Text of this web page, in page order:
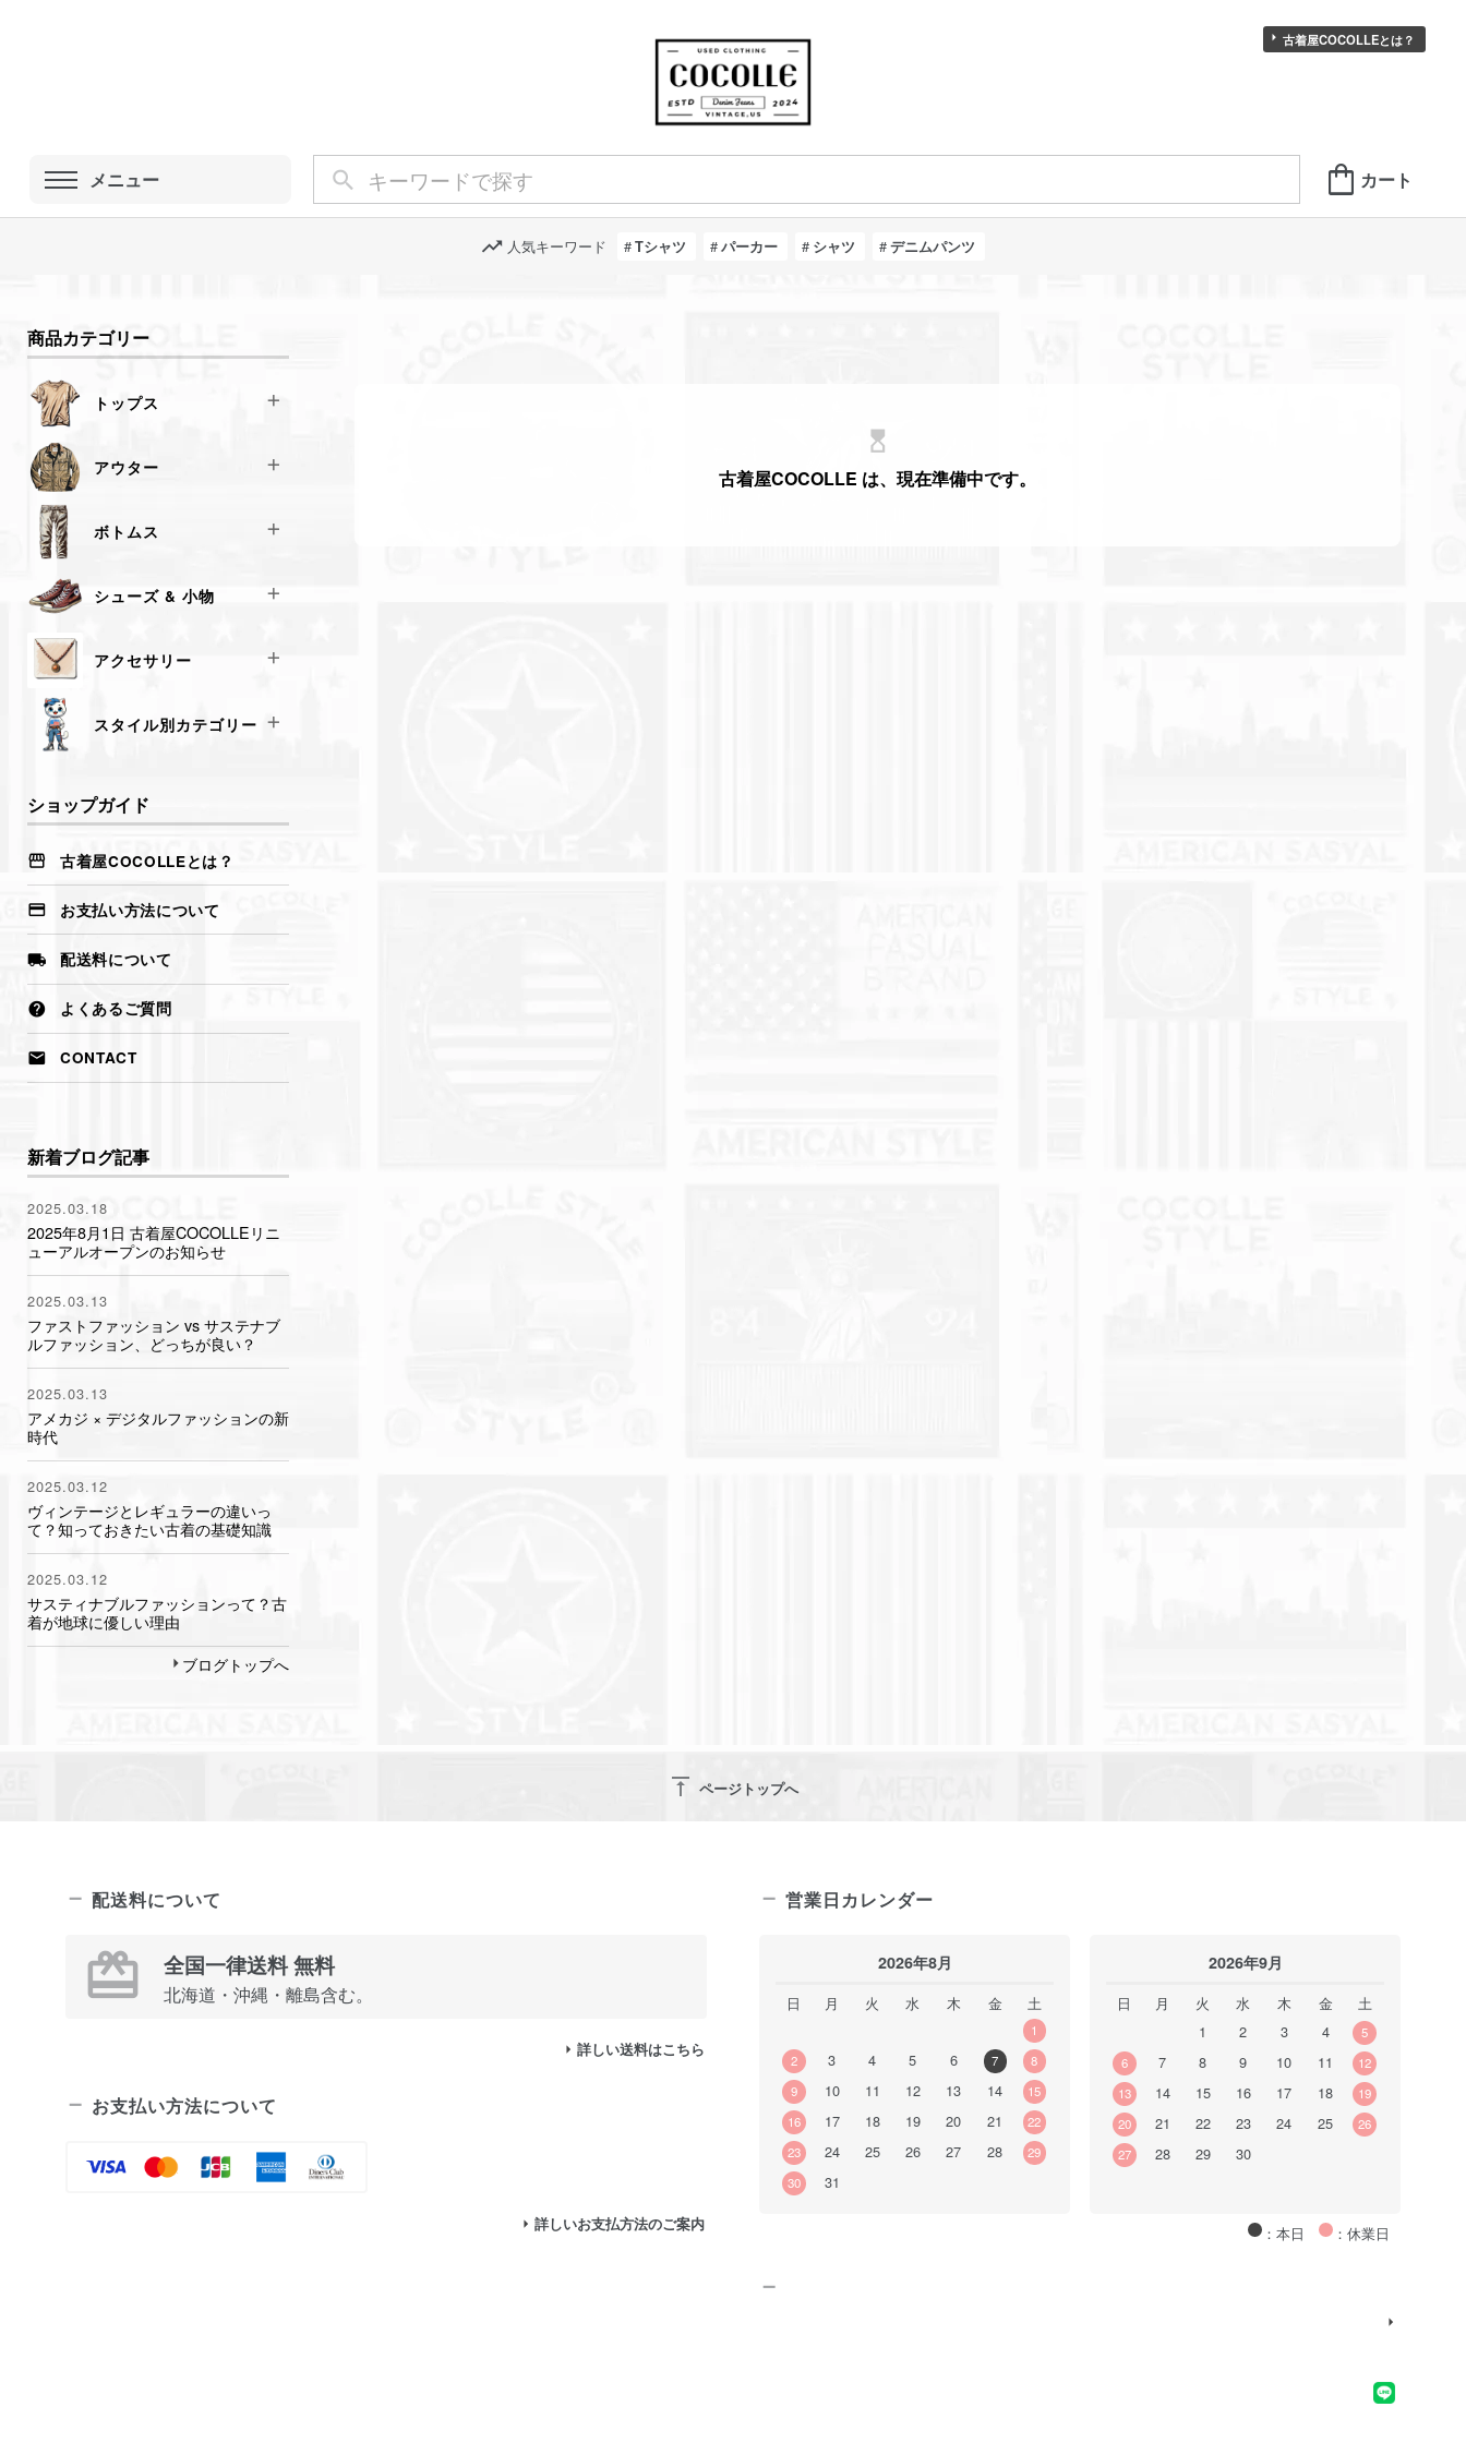
古着屋COCOLLEとは？
メニュー
人気キーワード Tシャツ パーカー シャツ デニムパンツ
商品カテゴリー
トップス
Tシャツ
スウェット
シャツ
アウター
デニムジャケット
レザージャケット
ミリタリージャケット
フリース・ダウンベスト
スタジャン・スカジャン
ボトムス
デニム
カーゴパンツ・チノパン
スウェットパンツ
シューズ & 小物
スニーカー
キャップ & 帽子
バッグ
アクセサリー
ネックレス
ブレスレット
ウォレットチェーン
スタイル別カテゴリー
ンピオン・ラルフローレン）
ヴィンテージ感強め（80s・90s・
ストリート × アメカジMIX（オー
バーサイズ・ワーク）
ショップガイド
古着屋COCOLLEとは？
お支払い方法について
配送料について
よくあるご質問
CONTACT
新着ブログ記事
2025.03.18
2025年8月1日 古着屋COCOLLEリニ
ューアルオープンのお知らせ
2025.03.13
ファストファッション vs サステナブ
ルファッション、どっちが良い？
2025.03.13
アメカジ × デジタルファッションの新
時代
2025.03.12
ヴィンテージとレギュラーの違いっ
て？知っておきたい古着の基礎知識
2025.03.12
サスティナブルファッションって？古
着が地球に優しい理由
ブログトップへ
hourglass_top
古着屋COCOLLE は、現在準備中です。
vertical_align_top ページトップへ
配送料について
全国一律送料 無料
北海道・沖縄・離島含む。
詳しい送料はこちら
お支払い方法について
詳しいお支払方法のご案内
営業日カレンダー
2026年8月
日 月 火 水 木 金 土
1
2
3 4 5 6 7
8
9
10 11 12 13 14
15
16
17 18 19 20 21
22
23
24 25 26 27 28
29
30
31
2026年9月
日 月 火 水 木 金
土
1
2 3 4
5
6
7 8 9 10 11
12
13
14 15 16 17 18
19
20
21 22 23 24 25
26
27
28 29 30
：本日 ：休業日